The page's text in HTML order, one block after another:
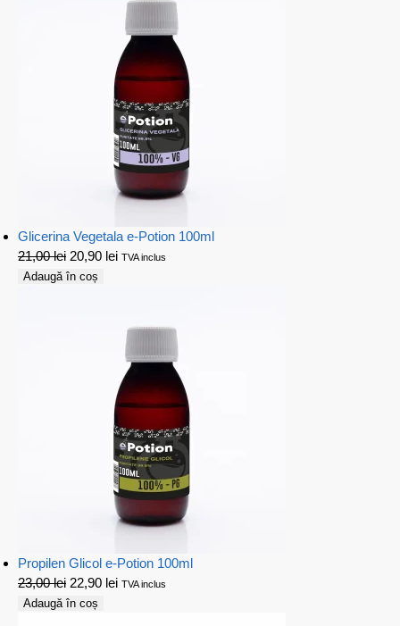
Glicerina Vegetala e-Potion 100ml
21,00lei 20,90 lei TVA inclus
Adaugă în coș
Propilen Glicol e-Potion 100ml
23,00lei 22,90 lei TVA inclus
Adaugă în coș